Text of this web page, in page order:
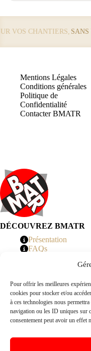
Pour offrir les meilleures
cookies pour stocker et/ou
à ces technologies nous
navigation ou les ID uniques sur
consentement peut avoir un effet
VOS CHANTIERS,SANS
Mentions Légales
Conditions générales
Politique de
Confidentialité
Contacter BMATR
DÉCOUVREZ BMATR
Présentation
FAQs
© 2026 BMATR® — Tous